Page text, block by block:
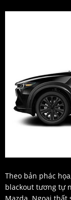
Theo bản phác
blackout tương tự
Mazda. Ngoại